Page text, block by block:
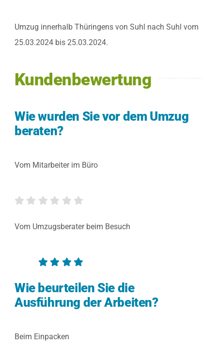
Umzug innerhalb Thüringens von Suhl nach Suhl vom
25.03.2024 bis 25.03.2024.
Kundenbewertung
Wie wurden Sie vor dem Umzug
beraten?
Vom Mitarbeiter im Büro
Vom Umzugsberater beim Besuch
Wie beurteilen Sie die
Ausführung der Arbeiten?
Beim Einpacken